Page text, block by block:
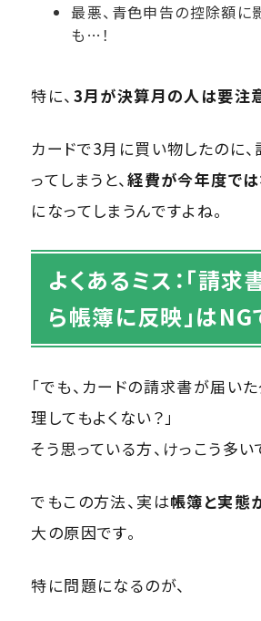
最悪、青色申告の控除額に
も…！
特に、 3月が決算月の人は要注
カードで3月に買い物したのに
ってしまうと、経費が今年度で
になってしまうんですよね。
よくあるミス：「請
ら帳簿に反映」はNG
「でも、カードの請求書が届い
理してもよくない？」
そう思っている方、けっこう多い
でもこの方法、実は帳簿と実態
大の原因です。
特に問題になるのが、